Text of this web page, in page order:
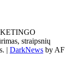
straipsnių
| DarkNews by AF